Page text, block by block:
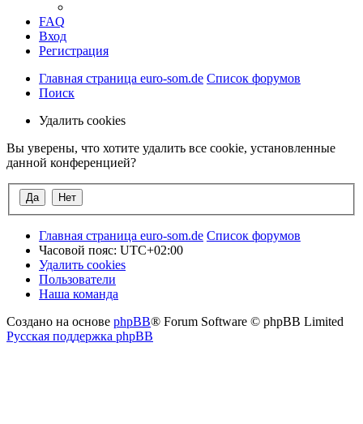
FAQ
Вход
Регистрация
Главная страница euro-som.de Список форумов
Поиск
Удалить cookies
Вы уверены, что хотите удалить все cookie, установленные
данной конференцией?
Главная страница euro-som.de Список форумов
Часовой пояс: UTC+02:00
Удалить cookies
Пользователи
Наша команда
Создано на основе phpBB® Forum Software © phpBB Limited
Русская поддержка phpBB